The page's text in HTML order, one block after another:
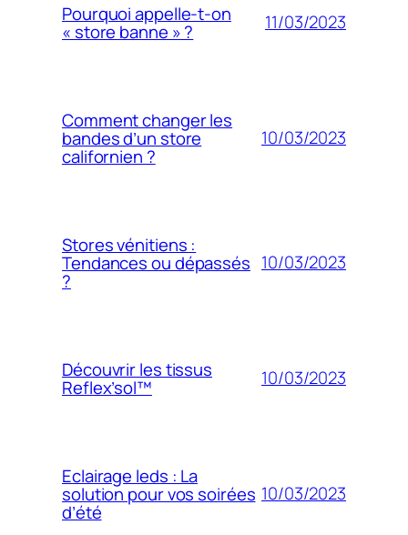
Pourquoi appelle-t-on
« store banne » ? 11/03/2023
Comment changer les
bandes d’un store
californien ?
10/03/2023
Stores vénitiens :
Tendances ou dépassés
?
10/03/2023
Découvrir les tissus
Reflex’sol™ 10/03/2023
Eclairage leds : La
solution pour vos soirées
d’été
10/03/2023